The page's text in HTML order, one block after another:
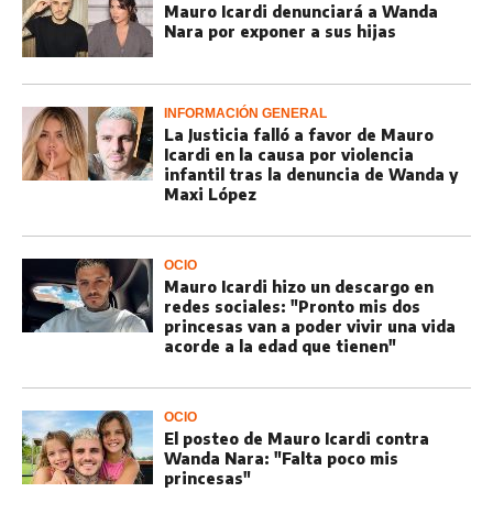
Mauro Icardi denunciará a Wanda
Nara por exponer a sus hijas
INFORMACIÓN GENERAL
La Justicia falló a favor de Mauro
Icardi en la causa por violencia
infantil tras la denuncia de Wanda y
Maxi López
OCIO
Mauro Icardi hizo un descargo en
redes sociales: "Pronto mis dos
princesas van a poder vivir una vida
acorde a la edad que tienen"
OCIO
El posteo de Mauro Icardi contra
Wanda Nara: "Falta poco mis
princesas"